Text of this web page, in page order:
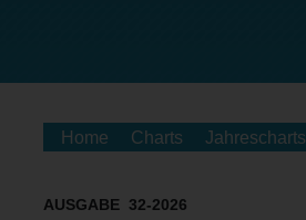
Home Charts Jahrescharts
AUSGABE 32-2026